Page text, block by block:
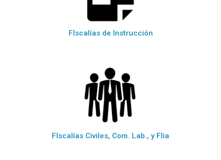
FIscalías de Instrucción
FIscalías Civiles, Com. Lab., y Flia